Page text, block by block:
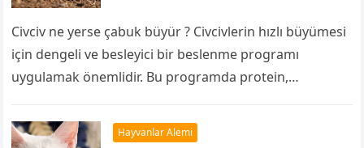
Civciv ne yerse çabuk büyür ? Civcivlerin hızlı büyümesi
için dengeli ve besleyici bir beslenme programı
uygulamak önemlidir. Bu programda protein,
Hayvanlar Alemi